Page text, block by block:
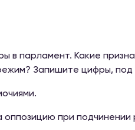
в парламент. Какие
Запишите цифры, под
при